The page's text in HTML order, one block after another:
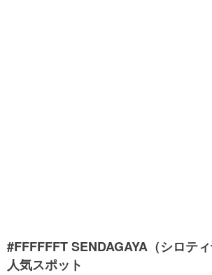
#FFFFFFT SENDAGAYA（シロテ
人気スポット